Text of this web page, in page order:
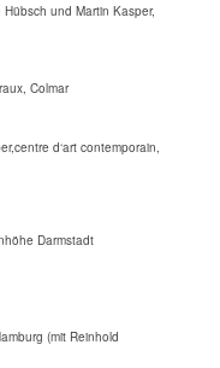
und Martin Kasper,
Colmar
d‘art contemporain,
Darmstadt
(mit Reinhold